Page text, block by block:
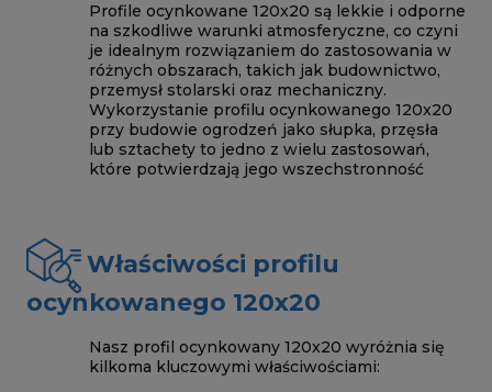
Profile ocynkowane 120x20 są lekkie i odporne
na szkodliwe warunki atmosferyczne, co czyni
je idealnym rozwiązaniem do zastosowania w
różnych obszarach, takich jak budownictwo,
przemysł stolarski oraz mechaniczny.
Wykorzystanie profilu ocynkowanego 120x20
przy budowie ogrodzeń jako słupka, przęsła
lub sztachety to jedno z wielu zastosowań,
które potwierdzają jego wszechstronność
Właściwości profilu
ocynkowanego 120x20
Nasz profil ocynkowany 120x20 wyróżnia się
kilkoma kluczowymi właściwościami: